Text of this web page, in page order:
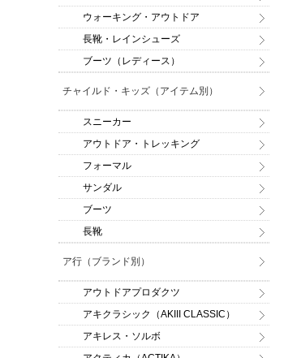
ウォーキング・アウトドア
長靴・レインシューズ
ブーツ（レディース）
チャイルド・キッズ（アイテム別）
スニーカー
アウトドア・トレッキング
フォーマル
サンダル
ブーツ
長靴
ア行（ブランド別）
アウトドアプロダクツ
アキクラシック（AKIII CLASSIC）
アキレス・ソルボ